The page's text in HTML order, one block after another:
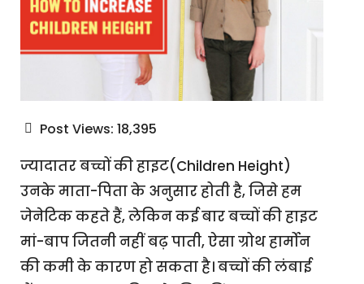
Post Views: 18,395
ज्यादातर बच्चों की हाइट(Children Height)
उनके माता-पिता के अनुसार होती है, जिसे हम
जेनेटिक कहते हैं, लेकिन कई बार बच्चों की हाइट
मां-बाप जितनी नहीं बढ़ पाती, ऐसा ग्रोथ हार्मोन
की कमी के कारण हो सकता है। बच्चों की लंबाई